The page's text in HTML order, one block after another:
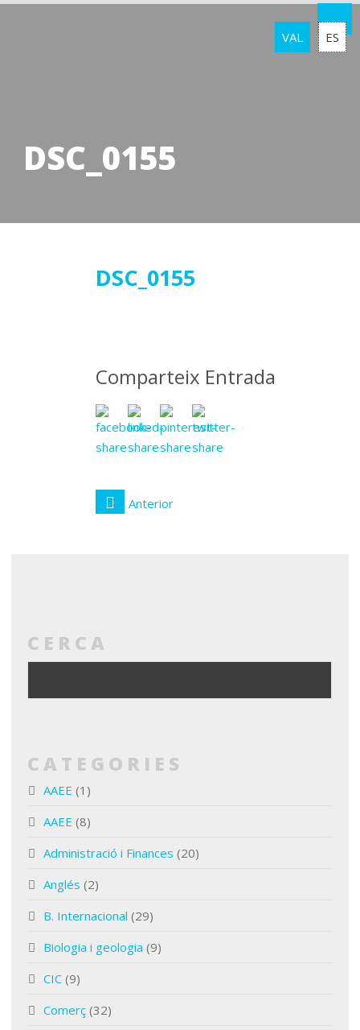
VAL ES
DSC_0155
DSC_0155
Comparteix Entrada
Anterior
CERCA
CATEGORIES
AAEE (1)
AAEE (8)
Administració i Finances (20)
Anglés (2)
B. Internacional (29)
Biologia i geologia (9)
CIC (9)
Comerç (32)